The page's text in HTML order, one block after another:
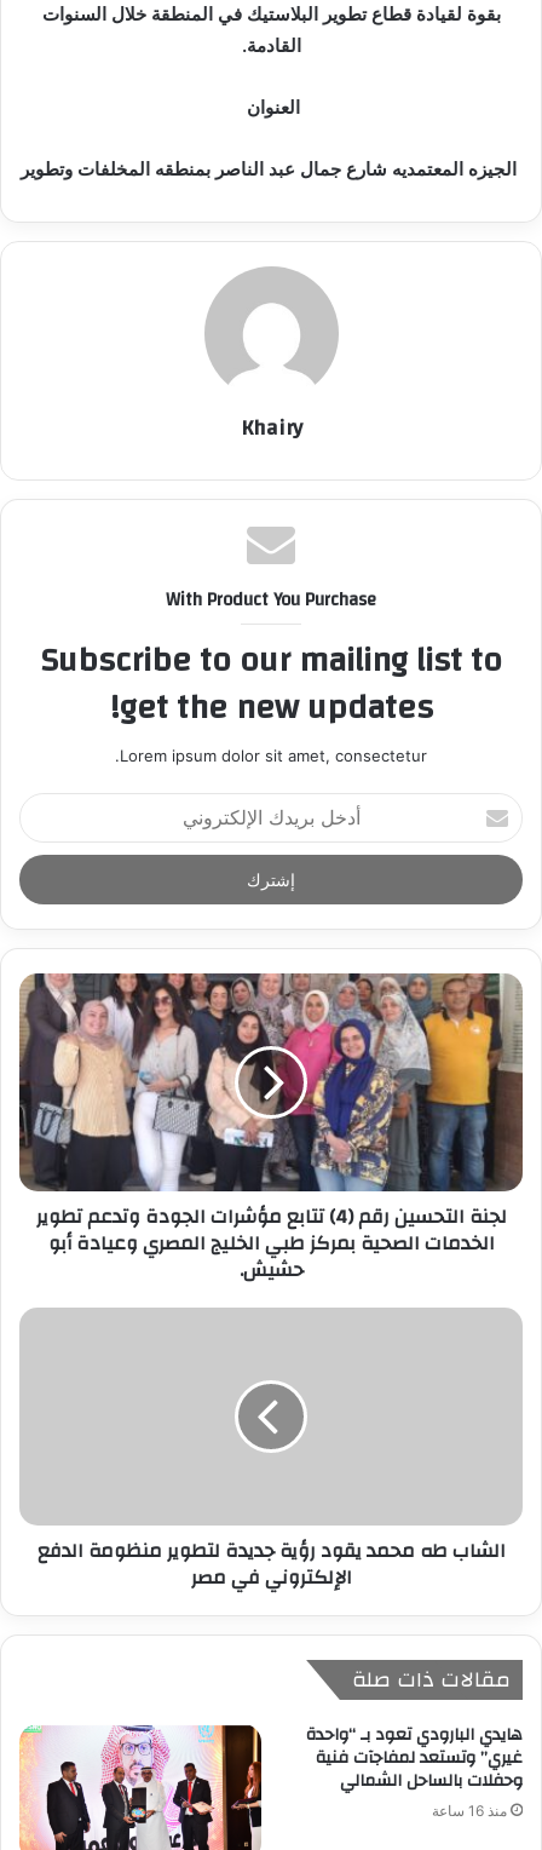
بقوة لقيادة قطاع تطوير البلاستيك في المنطقة خلال السنوات
القادمة.
العنوان
الجيزه المعتمديه شارع جمال عبد الناصر بمنطقه المخلفات وتطوير
Khairy
With Product You Purchase
Subscribe to our mailing list to
get the new updates!
Lorem ipsum dolor sit amet, consectetur.
أ
د
خ
ل
ر
د
ك
ا
ل
ر
لجنة التحسين رقم (4) تتابع مؤشرات الجودة وتدعم تطوير
الخدمات الصحية بمركز طبي الخليج المصري وعيادة أبو
حشيش.
الشاب طه محمد يقود رؤية جديدة لتطوير منظومة الدفع
الإلكتروني في مصر
مقالات ذات صلة
هايدي البارودي تعود بـ “واحدة
غيري” وتستعد لمفاجآت فنية
وحفلات بالساحل الشمالي
منذ 16 ساعة